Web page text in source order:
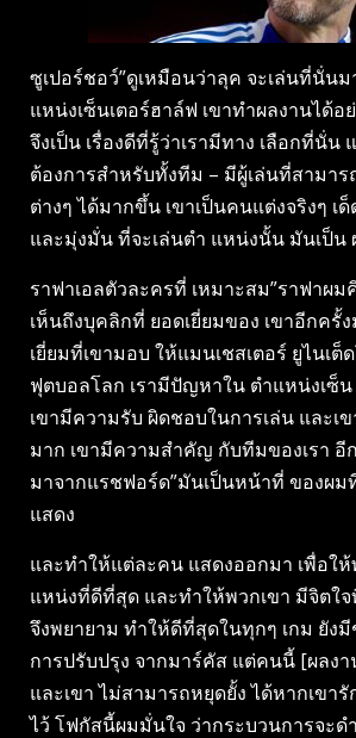
ซูเปอร์ชอว์”ดูเหมือนว่าลุค จะเล่นที่นั่น
แหน่งเซ็นเตอร์ฮาล์ฟ เขาทําผลงานได้อ
จึงเป็น เรื่องดีที่รู้ว่าเรามีทาง เลือกที่นั่
ต้องการสําหรับทั้งทีม – มีผู้เล่นที่สามาร
ต่างๆ ได้มากขึ้น เขาเป็นคนแต่งจริงๆ เ
และมุ่งมั่น ที่จะเล่นตํา แหน่งนั้น มันเป็น
ราฟาเอลตัวละครที่ เหมาะสม”ราฟาผม
เห็นถึงบุคลิกที่ ยอดเยี่ยมของ เขาอีกครั้
เยี่ยมที่เขามอบ ให้แมนเชสเตอร์ ยูไนเต็
ฟุตบอลโลก เรามีปัญหาใน ตําแหน่งเซ็น
เขามีความรับ ผิดชอบในการเล่น และเ
มาก เขามีความสําคัญ กับทีมของเรา อี
มาจากแรชฟอร์ด”มันเป็นหน้าที่ ของผม
แสดง
และทําให้แต่ละคน แสดงออกมา เพื่อให้
แหน่งที่ดีที่สุด และทําให้พวกเขา มีจิตใ
จึงพยายาม ทําให้ดีที่สุดในทุกๆ เกม ยัง
การปรับปรุง จากมาร์คัส แต่คนนี้ [ผลง
และเขา ไม่สามารถหยุดยั้ง ได้หากเข
ไว้ โฟกัสนี้ผมมั่นใจ ว่ากระบวนการจะดํ